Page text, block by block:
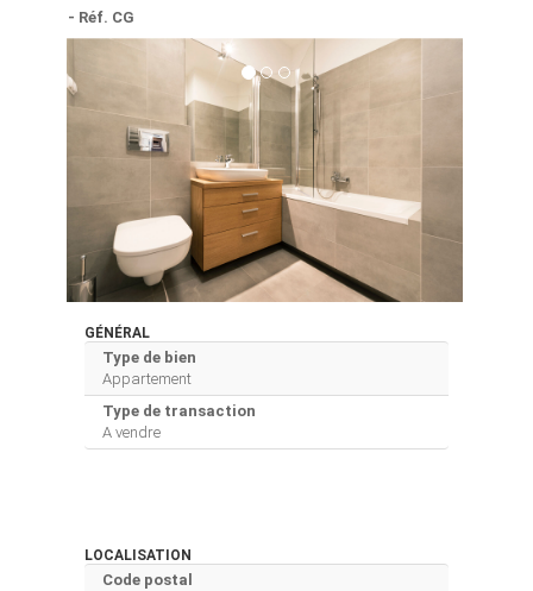
- Réf. CG
GÉNÉRAL
Type de bien
Appartement
Type de transaction
A vendre
LOCALISATION
Code postal